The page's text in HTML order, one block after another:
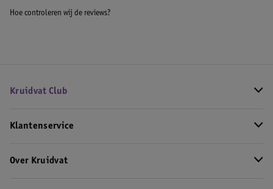
Hoe controleren wij de reviews?
Kruidvat Club
Klantenservice
Over Kruidvat